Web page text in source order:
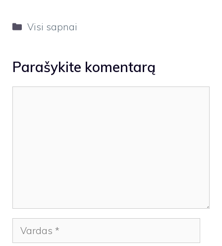
Kategorijos
Visi sapnai
Parašykite komentarą
Vardas